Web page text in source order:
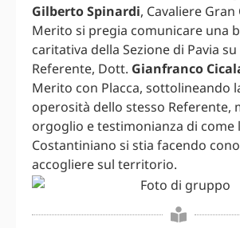
Gilberto Spinardi, Cavaliere Gran
Merito si pregia comunicare una
caritativa della Sezione di Pavia
Referente, Dott. Gianfranco
Merito con Placca, sottolineando
operosità dello stesso Referente,
orgoglio e testimonianza di come
Costantiniano si stia facendo
accogliere sul territorio.